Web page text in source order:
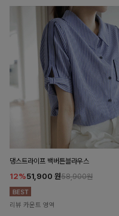
댕스트라이프 백버튼블라우스
12%51,900 원58,900원
리뷰 카운트 영역